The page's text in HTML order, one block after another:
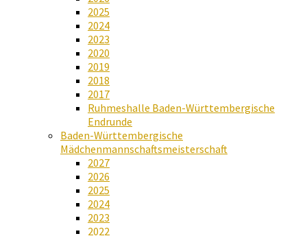
2025
2024
2023
2020
2019
2018
2017
Ruhmeshalle Baden-Württembergische
Endrunde
Baden-Württembergische
Mädchenmannschaftsmeisterschaft
2027
2026
2025
2024
2023
2022